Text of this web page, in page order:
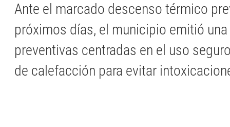
Ante el marcado descenso térmico
próximos días, el municipio emitió
preventivas centradas en el uso
de calefacción para evitar